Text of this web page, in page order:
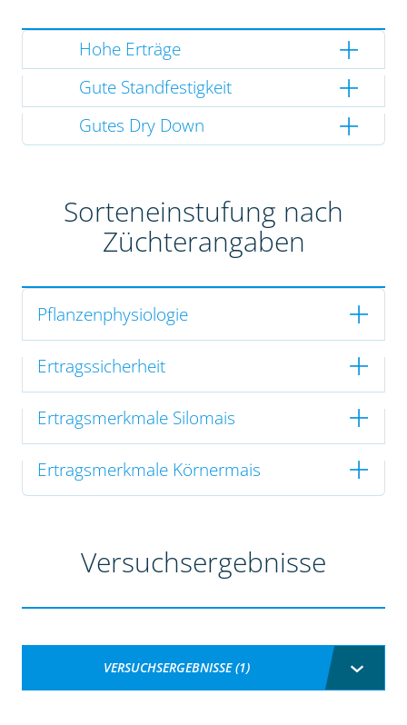
Hohe Erträge
Gute Standfestigkeit
Gutes Dry Down
Sorteneinstufung nach
Züchterangaben
Pflanzenphysiologie
Ertragssicherheit
Ertragsmerkmale Silomais
Ertragsmerkmale Körnermais
Versuchsergebnisse
VERSUCHSERGEBNISSE (1)